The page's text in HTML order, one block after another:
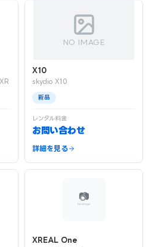
NO IMAGE
X10
skydio X10
新品
レンタル料金
お問い合わせ
詳細を見る
XREAL One